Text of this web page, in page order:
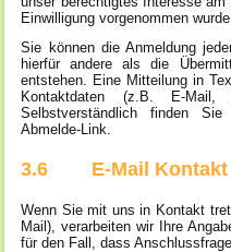
Einwilligung vorgenommen
Sie können die Anmeldung
hierfür andere als die
entstehen. Eine Mitteilung in
Kontaktdaten (z.B. E-
Selbstverständlich finden
Abmelde-Link.
3.6 E-Mail Kontakt
Wenn Sie mit uns in Kontakt
Mail), verarbeiten wir Ihre
für den Fall, dass